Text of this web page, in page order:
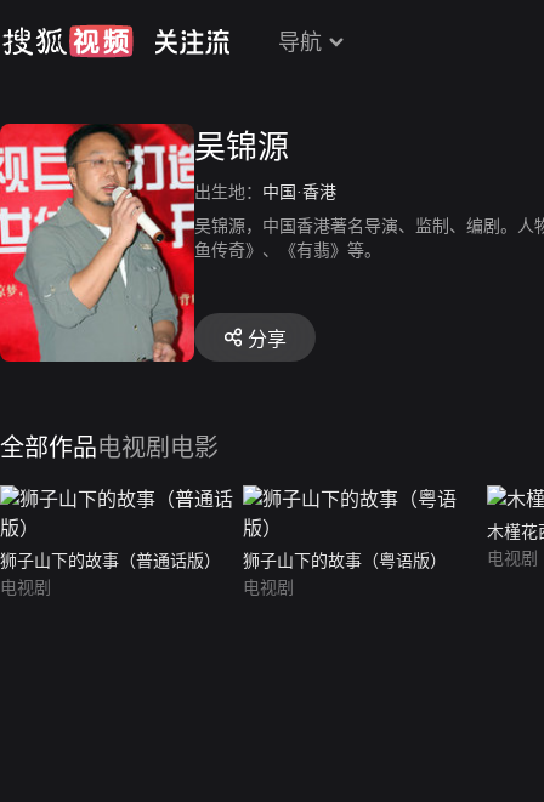
导航
吴锦源
出生地： 中国·香港
吴锦源，中国香港著名导演、监制、编剧。
鱼传奇》、《有翡》等。
分享
全部作品电视剧 电影
狮子山下的故事（普通话版）
电视剧
狮子山下的故事（粤语版）
电视剧
木槿花
电视剧